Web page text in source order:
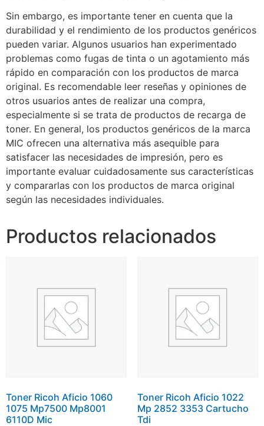
Sin embargo, es importante tener en cuenta que la
durabilidad y el rendimiento de los productos genéricos
pueden variar. Algunos usuarios han experimentado
problemas como fugas de tinta o un agotamiento más
rápido en comparación con los productos de marca
original. Es recomendable leer reseñas y opiniones de
otros usuarios antes de realizar una compra,
especialmente si se trata de productos de recarga de
toner. En general, los productos genéricos de la marca
MIC ofrecen una alternativa más asequible para
satisfacer las necesidades de impresión, pero es
importante evaluar cuidadosamente sus características
y compararlas con los productos de marca original
según las necesidades individuales.
Productos relacionados
Toner Ricoh Aficio 1060
1075 Mp7500 Mp8001
6110D Mic
Toner Ricoh Aficio 1022
Mp 2852 3353 Cartucho
Tdi